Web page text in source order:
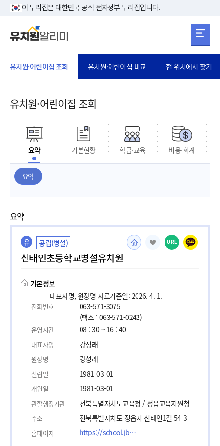
본문 바로가기
이 누리집은 대한민국 공식 전자정부 누리집입니다.
유치원·어린이집 조회 유치원·어린이집 비교 현 위치에서 찾기
유치원·어린이집 조회
요약 기본현황 학급·교육 비용·회계
요약
요약
유 공립(병설)
신태인초등학교병설유치원
URL
기본정보
대표자명, 원장명 자료기준일: 2026. 4. 1.
전화번호
063-571-3075
(팩스 : 063-571-0242)
운영시간 08 : 30 ~ 16 : 40
대표자명 강성래
원장명 강성래
설립일 1981-03-01
개원일 1981-03-01
관할행정기관 전북특별자치도교육청 / 정읍교육지원청
주소 전북특별자치도 정읍시 신태인1길 54-3
홈페이지 https://school.jbedu.kr/sintaein-e